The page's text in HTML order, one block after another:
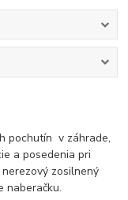
pochutín v záhrade,
a posedenia pri
zosilnený
naberačku.